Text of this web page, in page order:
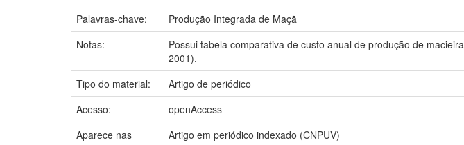
Palavras-chave:
Produção Integrada de Maçã
Notas:
Possui tabela comparativa de custo anual de produção de
2001).
Tipo do material:
Artigo de periódico
Acesso:
openAccess
Aparece nas
Artigo em periódico indexado (CNPUV)